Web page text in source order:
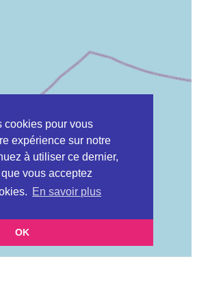
cookies pour vous
expérience sur notre
à utiliser ce dernier,
vous acceptez
En savoir plus
OK